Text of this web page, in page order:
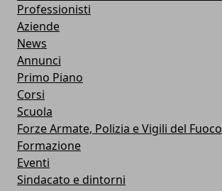
Professionisti
Aziende
News
Annunci
Primo Piano
Corsi
Scuola
Forze Armate, Polizia e Vigili del Fuoco
Formazione
Eventi
Sindacato e dintorni